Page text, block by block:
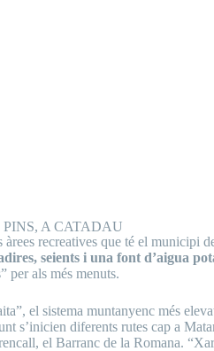
A CATADAU
àrees recreatives que té el municipi
seients i una font d’aigua
per als més menuts.
el sistema muntanyenc més
s’inicien diferents rutes cap a
el Barranc de la Romana.